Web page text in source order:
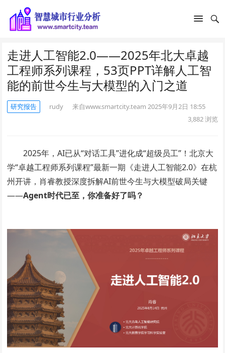
走进人工智能2.0——2025年北大卓越
工程师系列课程，53页PPT详解人工智
能的前世今生与大模型的入门之道
研究报告 rudy 来自www.smartcity.team 2025年9月2日 18:55
3,882浏览
2025年，AI已从“对话工具”进化成“超级员工”！北京大
学“卓越工程师系列课程”最新一期《走进人工智能2.0》在杭
州开讲，肖睿教授深度拆解AI前世今生与大模型破局关键
——Agent时代已至，你准备好了吗？​